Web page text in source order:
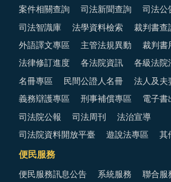
案件相關查詢 司法新聞查詢 司法公
司法智識庫 法學資料檢索 裁判書查
外語譯文專區 主管法規異動 裁判書
法律修訂進度 各法院資訊 各級法院
名冊專區 民間公證人名冊 法人及夫
義務辯護專區 刑事補償專區 電子書
司法院公報 司法周刊 法治宣導
司法院資料開放平臺 遊說法專區 其
便民服務
便民服務訊息公告 系統服務 聯合服